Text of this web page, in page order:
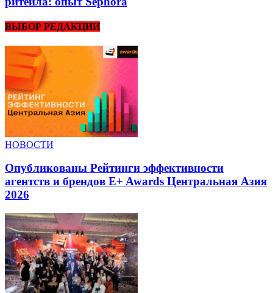
ВЫБОР РЕДАКЦИИ
НОВОСТИ
Опубликованы Рейтинги эффективности
агентств и брендов E+ Awards Центральная Азия
2026